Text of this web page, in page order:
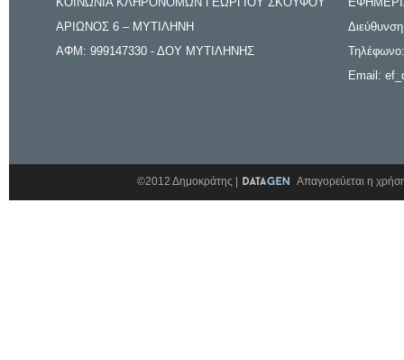
ΑΡΙΩΝΟΣ 6 – ΜΥΤΙΛΗΝΗ
ΑΦΜ: 999147330 - ΔΟΥ ΜΥΤΙΛΗΝΗΣ
Email:
©2012 Δημοκράτης | Απαγορεύεται η